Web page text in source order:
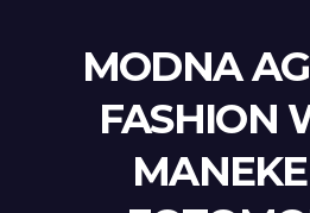
MODNA
FASHION